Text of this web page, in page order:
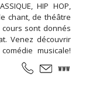
HIP HOP,
chant, de théâtre
cours sont donnés
Venez découvrir
musicale!
vacances,